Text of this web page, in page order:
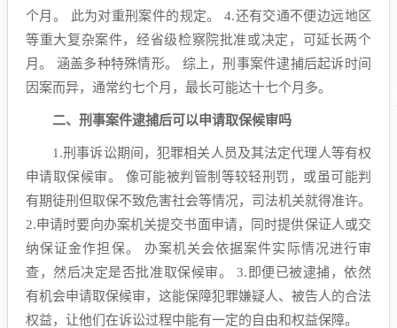
个月。 此为对重刑案件的规定。 4.还有交通不便边远地区
等重大复杂案件，经省级检察院批准或决定，可延长两个
月。 涵盖多种特殊情形。 综上，刑事案件逮捕后起诉时间
因案而异，通常约七个月，最长可能达十七个月多。
二、刑事案件逮捕后可以申请取保候审吗
1.刑事诉讼期间，犯罪相关人员及其法定代理人等有权
申请取保候审。 像可能被判管制等较轻刑罚，或虽可能判
有期徒刑但取保不致危害社会等情况，司法机关就得准许。
2.申请时要向办案机关提交书面申请，同时提供保证人或交
纳保证金作担保。 办案机关会依据案件实际情况进行审
查，然后决定是否批准取保候审。 3.即便已被逮捕，依然
有机会申请取保候审，这能保障犯罪嫌疑人、被告人的合法
权益，让他们在诉讼过程中能有一定的自由和权益保障。